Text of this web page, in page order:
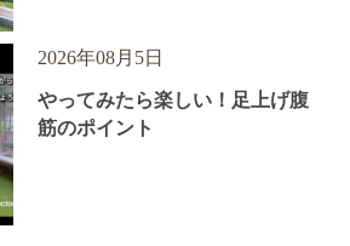
2026年08月5日
やってみたら楽しい！足上げ腹
筋のポイント